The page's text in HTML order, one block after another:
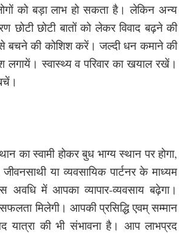
को बड़ा लाभ हो सकता है। लेकिन अन्य
छोटी छोटी बातों को लेकर विवाद बढ़ने की
बचने की कोशिश करें। जल्दी धन कमाने की
स्वास्थ्य व परिवार का खयाल रखें।
का स्वामी होकर बुध भाग्य स्थान पर होगा,
या व्यवसायिक पार्टनर के माध्यम
में आपका व्यापार-व्यवसाय बढ़ेगा।
सफलता मिलेगी। आपकी प्रसिद्धि एवम् सम्मान
यात्रा की भी संभावना है। आप लाभप्रद